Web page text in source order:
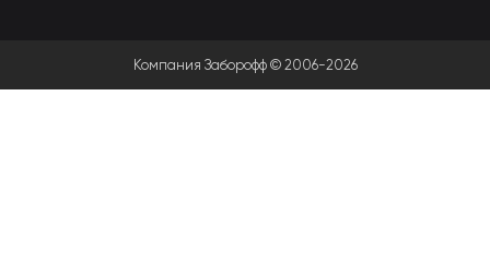
Компания Заборофф © 2006-2026